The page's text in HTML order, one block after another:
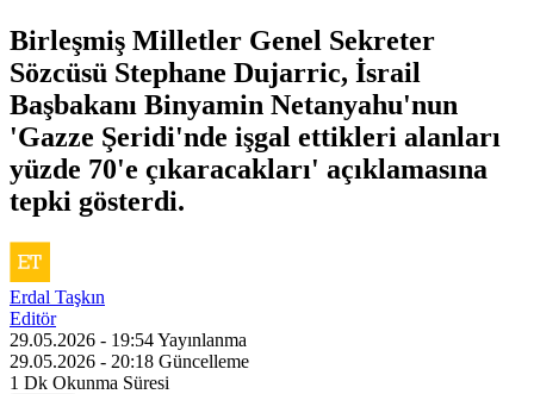
Birleşmiş Milletler Genel Sekreter
Sözcüsü Stephane Dujarric, İsrail
Başbakanı Binyamin Netanyahu'nun
'Gazze Şeridi'nde işgal ettikleri alanları
yüzde 70'e çıkaracakları' açıklamasına
tepki gösterdi.
Erdal Taşkın
Editör
29.05.2026 - 19:54Yayınlanma
29.05.2026 - 20:18 Güncelleme
1 Dk Okunma Süresi